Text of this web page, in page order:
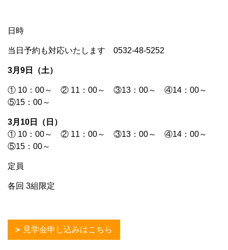
日時
当日予約も対応いたします 0532-48-5252
3月9日（土）
① 10：00～ ② 11：00～ ③13：00～ ④14：00～
⑤15：00～
3月10日（日）
① 10：00～ ② 11：00～ ③13：00～ ④14：00～
⑤15：00～
定員
各回 3組限定
見学会申し込みはこちら